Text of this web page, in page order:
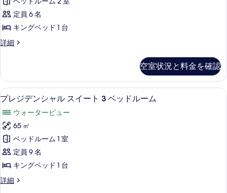
ジ
ェ
ッ
ト
ス
(Fireplace,
Casino/City
View)
の
す
べ
て
写
ド
ル
ム
ジ
ェ
バ
(Fireplace,
Casino/City
View)
の
詳
細
ス
イ
ー
ベ
ッ
ド
ル
ー
ム
ジ
ェ
ッ
定員 6 名
キングベッド 1 台
詳細
デ
ス
ス
イ
ト
2
ベ
ッ
ド
ル
ー
ム
空室状況と料金を確認
プ
ジ
デ
ン
シ
ル
プレジデンシャル スイート 3 ベッ
6
プレジデンシャル スイート 3 ベッドルーム
ウォータービュー
65 ㎡
ベッドルーム 1 室
定員 9 名
キングベッド 1 台
詳細
プ